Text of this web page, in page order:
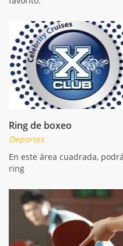
Ring de boxeo
Deportes
En este área cuadrada,
ring